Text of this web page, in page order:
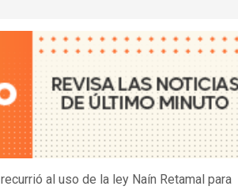
al uso de la ley Naín Retamal para